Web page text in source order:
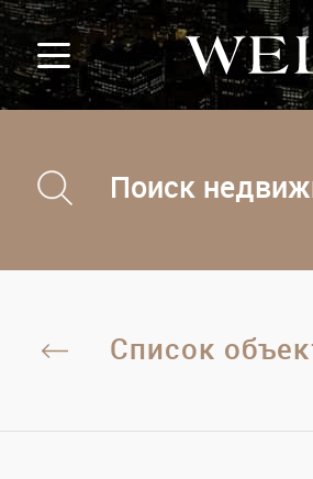
Поиск
Список